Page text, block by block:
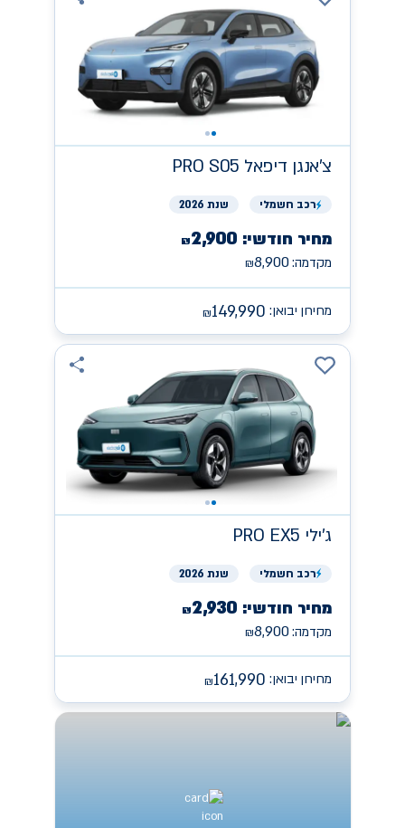
צ'אנגן PRO S05 דיפאל
רכב חשמלי שנת 2026
מחיר חודשי: ₪2,900
מקדמה: ₪8,900
מחירון יבואן: ₪149,990
ג'ילי PRO EX5
רכב חשמלי שנת 2026
מחיר חודשי: ₪2,930
מקדמה: ₪8,900
מחירון יבואן: ₪161,990